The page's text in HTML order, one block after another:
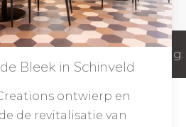
Bleek in Schinveld
ontwierp en
de revitalisatie van
Ontwikkeling & hosting: